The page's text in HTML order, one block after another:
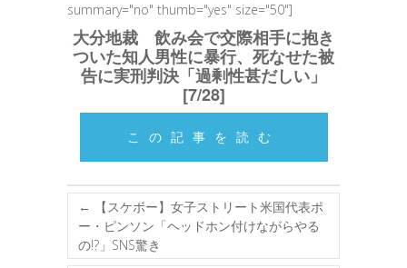
summary="no" thumb="yes" size="50"]
大分地裁 飲み会で交際相手に抱き
ついた知人男性に暴行、死なせた被
告に実刑判決「過剰性甚だしい」
[7/28]
この記事を読む
←
【スケボー】女子ストリート米国代表ポ
ー・ピンソン「ヘッドホン付けながらやる
の!?」SNS驚き